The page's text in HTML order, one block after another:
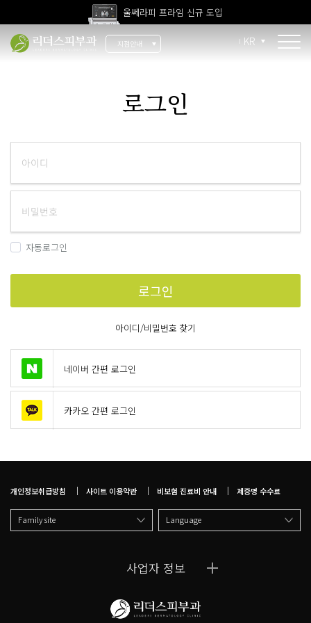
울쎄라피 프라임 신규 도입
고압산소치료 신규 도입
지점안내 KR
리더스 소개
리더스 히스토리
지점 안내
로그인
자동로그인
로그인
아이디/비밀번호 찾기
네이버 간편 로그인
카카오 간편 로그인
개인정보취급방침 사이트 이용약관 비보험 진료비 안내 제증명 수수료
Family site Language
사업자 정보